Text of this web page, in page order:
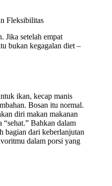
Fleksibilitas
Jika setelah empat
bukan kegagalan diet –
ikan, kecap manis
Bosan itu normal.
diri makan makanan
Bahkan dalam
bagian dari keberlanjutan
dalam porsi yang